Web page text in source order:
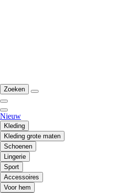
Zoeken
Nieuw
Kleding
Kleding grote maten
Schoenen
Lingerie
Sport
Accessoires
Voor hem